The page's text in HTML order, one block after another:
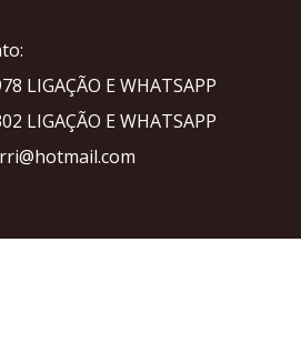
LIGAÇÃO E WHATSAPP
LIGAÇÃO E WHATSAPP